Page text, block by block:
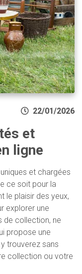
22/01/2026
et
ligne
et chargées
ce soit pour la
le plaisir des yeux,
explorer une
de collection, ne
propose une
trouverez sans
collection ou votre